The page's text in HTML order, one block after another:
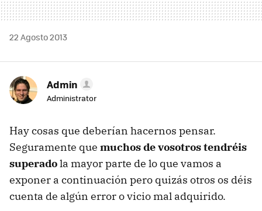
22 Agosto 2013
Admin
Administrator
Hay cosas que deberían hacernos pensar.
Seguramente que muchos de vosotros tendréis
superadola mayor parte de lo que vamos a
exponer a continuación pero quizás otros os déis
cuenta de algún error o vicio mal adquirido.